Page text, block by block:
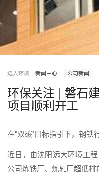
远大环境 新闻中心 公司新闻
环保关注 | 磐石
项目顺利开工
在"双碳"目标指引下，钢铁
近日，由沈阳远大环境工
公司炼铁厂、炼轧厂超低排